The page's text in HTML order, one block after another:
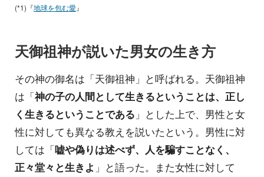
(*1)『地球を包む愛』
天御祖神が説いた男女の生き方
その神の御名は「天御祖神」と呼ばれる。天御祖神
は「神の子の人間として生きるということは、正し
く生きるということである 」とした上で、男性と女
性に対しても異なる教えを説いたという。男性に対
しては「嘘や偽りは述べず、人を騙すことなく、
正々堂々と生きよ 」と語った。また女性に対して